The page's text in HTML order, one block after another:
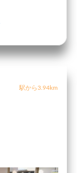
駅から3.94km